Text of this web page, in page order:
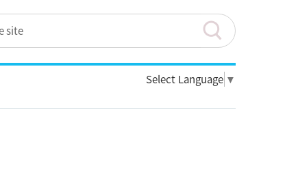
Select Language ▼